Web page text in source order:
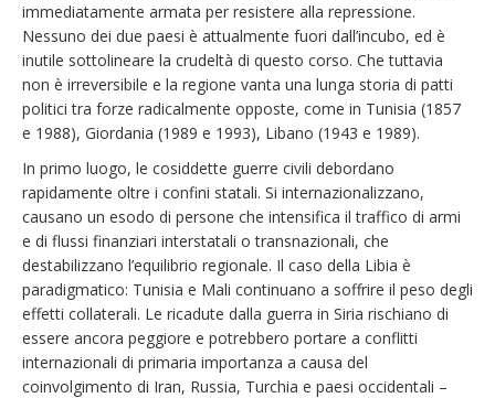
immediatamente armata per resistere alla repressione.
Nessuno dei due paesi è attualmente fuori dall’incubo, ed è
inutile sottolineare la crudeltà di questo corso. Che tuttavia
non è irreversibile e la regione vanta una lunga storia di patti
politici tra forze radicalmente opposte, come in Tunisia (1857
e 1988), Giordania (1989 e 1993), Libano (1943 e 1989).
In primo luogo, le cosiddette guerre civili debordano
rapidamente oltre i confini statali. Si internazionalizzano,
causano un esodo di persone che intensifica il traffico di armi
e di flussi finanziari interstatali o transnazionali, che
destabilizzano l’equilibrio regionale. Il caso della Libia è
paradigmatico: Tunisia e Mali continuano a soffrire il peso degli
effetti collaterali. Le ricadute dalla guerra in Siria rischiano di
essere ancora peggiore e potrebbero portare a conflitti
internazionali di primaria importanza a causa del
coinvolgimento di Iran, Russia, Turchia e paesi occidentali –